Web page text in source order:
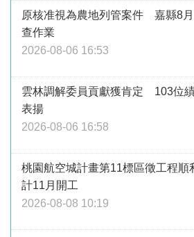
原核准視為農地列管案件 嘉縣8
查作業
2026-08-06 16:53
雲林調解委員貢獻獲肯定 103位
表揚
2026-08-06 16:58
桃園航空城計畫第11標區徵工程
計11月開工
2026-08-08 10:19